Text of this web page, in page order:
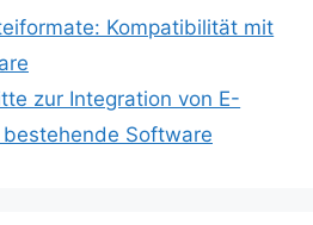
Kompatibilität mit
zur Integration von E-
Software